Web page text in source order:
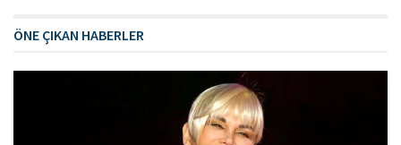
ÖNE ÇIKAN HABERLER